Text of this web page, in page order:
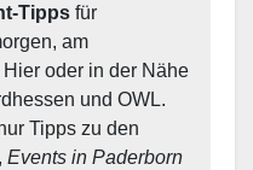
Tipps
am
oder in der Nähe
und OWL.
Tipps zu den
, Events in Paderborn